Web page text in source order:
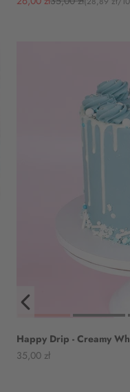
Happy Drip - Creamy
Angebot
35,00 zł